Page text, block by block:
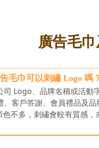
特快。
廣告毛
毛巾可以刺繡 Logo 嗎
司 Logo、品牌名稱或活動
、客戶答謝、會員禮品及
不多，刺繡會較有質感，